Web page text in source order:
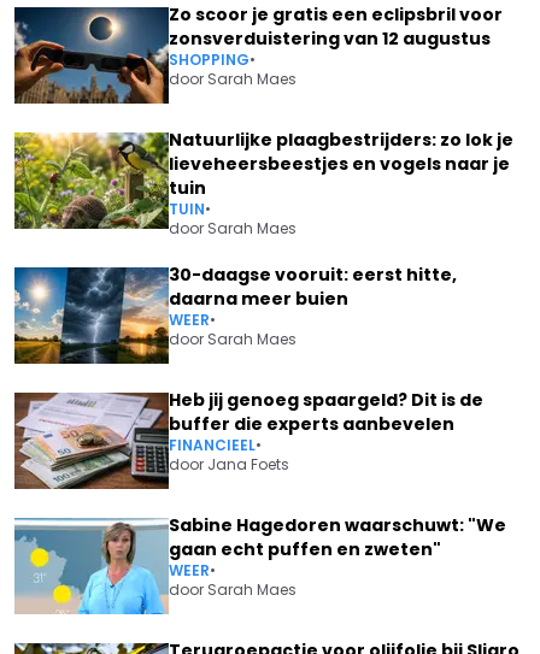
Zo scoor je gratis een eclipsbril voor
zonsverduistering van 12 augustus
SHOPPING•
door Sarah Maes
Natuurlijke plaagbestrijders: zo lok je
lieveheersbeestjes en vogels naar je
tuin
TUIN•
door Sarah Maes
30-daagse vooruit: eerst hitte,
daarna meer buien
WEER•
door Sarah Maes
Heb jij genoeg spaargeld? Dit is de
buffer die experts aanbevelen
FINANCIEEL•
door Jana Foets
Sabine Hagedoren waarschuwt: "We
gaan echt puffen en zweten"
WEER•
door Sarah Maes